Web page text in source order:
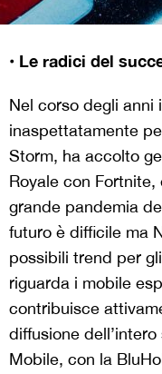
• Le radici del
Nel corso degli anni
inaspettatamente
Storm, ha accolto
Royale con Fortnite,
grande pandemia
futuro è difficile ma
possibili trend per
riguarda i mobile
contribuisce
diffusione
Mobile, con la